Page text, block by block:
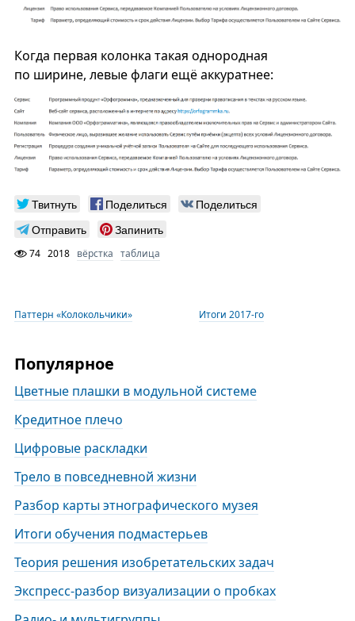
Когда первая колонка такая однородная
по ширине, левые флаги ещё аккуратнее:
Твитнуть Поделиться
Поделиться
Отправить
Запинить
74 2018 вёрстка таблица
Паттерн «Колокольчики» Итоги 2017-го
Популярное
Цветные плашки в модульной системе
Кредитное плечо
Цифровые раскладки
Трело в повседневной жизни
Разбор карты этнографического музея
Итоги обучения подмастерьев
Теория решения изобретательских задач
Экспресс-разбор визуализации о пробках